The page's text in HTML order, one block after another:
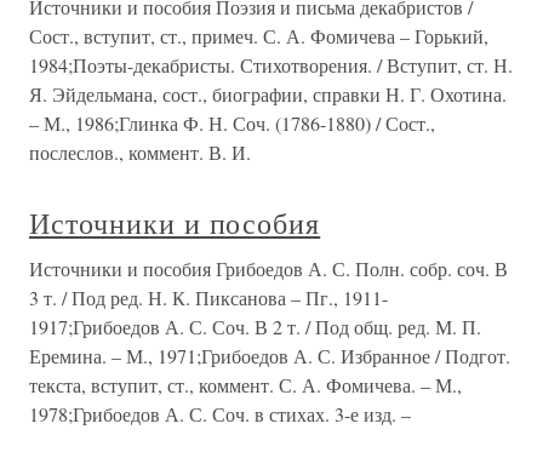
Источники и пособия Поэзия и письма декабристов /
Сост., вступит, ст., примеч. С. А. Фомичева – Горький,
1984;Поэты-декабристы. Стихотворения. / Вступит, ст. Н.
Я. Эйдельмана, сост., биографии, справки Н. Г. Охотина.
– М., 1986;Глинка Ф. Н. Соч. (1786-1880) / Сост.,
послеслов., коммент. В. И.
Источники и пособия
Источники и пособия Грибоедов А. С. Полн. собр. соч. В
3 т. / Под ред. Н. К. Пиксанова – Пг., 1911-
1917;Грибоедов А. С. Соч. В 2 т. / Под общ. ред. М. П.
Еремина. – М., 1971;Грибоедов А. С. Избранное / Подгот.
текста, вступит, ст., коммент. С. А. Фомичева. – М.,
1978;Грибоедов А. С. Соч. в стихах. 3-е изд. –